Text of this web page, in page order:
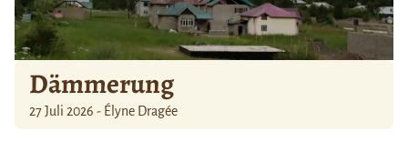
Dämmerung
27 Juli 2026 - Élyne Dragée